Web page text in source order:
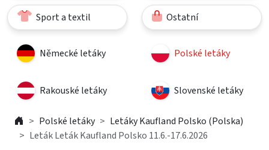
Sport a textil Ostatní
Německé letáky Polské letáky
Rakouské letáky Slovenské letáky
Polské letáky
Letáky Kaufland Polsko (Polska)
Leták Leták Kaufland Polsko 11.6.-17.6.2026